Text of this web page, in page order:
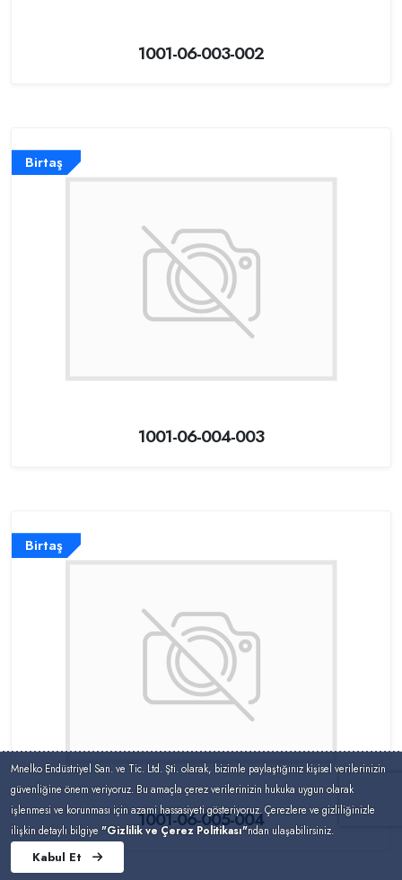
1001-06-003-002
Birtaş
1001-06-004-003
Birtaş
1001-06-005-004
Mnelko Endüstriyel San. ve Tic. Ltd. Şti. olarak, bizimle paylaştığınız kişisel verilerinizin
güvenliğine önem veriyoruz. Bu amaçla çerez verilerinizin hukuka uygun olarak
işlenmesi ve korunması için azami hassasiyeti gösteriyoruz. Çerezlere ve gizliliğinizle
ilişkin detaylı bilgiye "Gizlilik ve Çerez Politikası"ndan ulaşabilirsiniz.
Kabul Et